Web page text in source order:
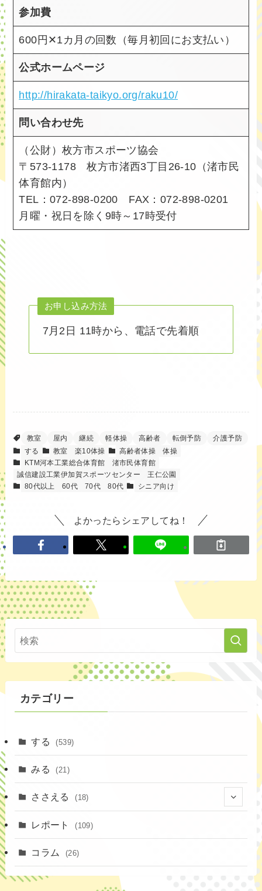
参加費
600円✕1カ月の回数（毎月初回にお支払い）
公式ホームページ
http://hirakata-taikyo.org/raku10/
問い合わせ先
（公財）枚方市スポーツ協会
〒573-1178 枚方市渚西3丁目26-10（渚市民
体育館内）
TEL：072-898-0200 FAX：072-898-0201
月曜・祝日を除く9時～17時受付
お申し込み方法
7月2日 11時から、電話で先着順
教室 屋内 継続 軽体操 高齢者 転倒予防
介護予防
する
教室 楽10体操 高齢者体操
体操
KTM河本工業総合体育館
渚市民体育館
誠信建設工業伊加賀スポーツセンター
王仁公園
80代以上
60代 70代 80代 シニア向け
よかったらシェアしてね！
カテゴリー
する (539)
みる (21)
ささえる (18)
(4)
(1)
レポート (109)
コラム (26)